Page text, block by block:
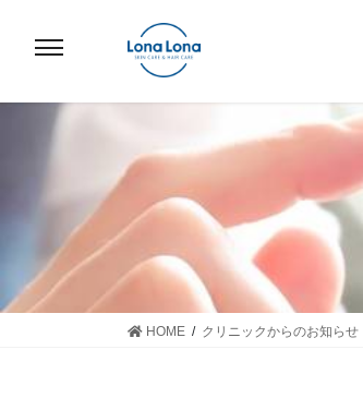
HOME クリニックからのお知らせ